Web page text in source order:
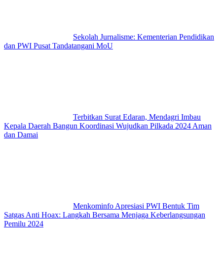
Sekolah Jurnalisme: Kementerian Pendidikan
dan PWI Pusat Tandatangani MoU
Terbitkan Surat Edaran, Mendagri Imbau
Kepala Daerah Bangun Koordinasi Wujudkan Pilkada 2024 Aman
dan Damai
Menkominfo Apresiasi PWI Bentuk Tim
Satgas Anti Hoax: Langkah Bersama Menjaga Keberlangsungan
Pemilu 2024